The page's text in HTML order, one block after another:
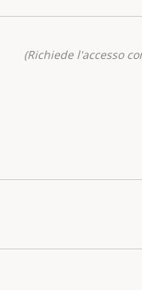
(Richiede l'accesso